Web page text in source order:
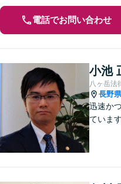
電話でお問い合わせ
小池
八ヶ岳法
長野県
迅速か
ています